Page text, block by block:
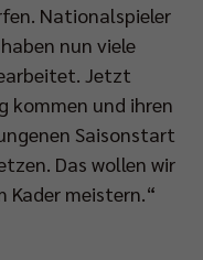
Nationalspieler
nun viele
Jetzt
kommen und ihren
Saisonstart
Das wollen wir
Kader meistern.“